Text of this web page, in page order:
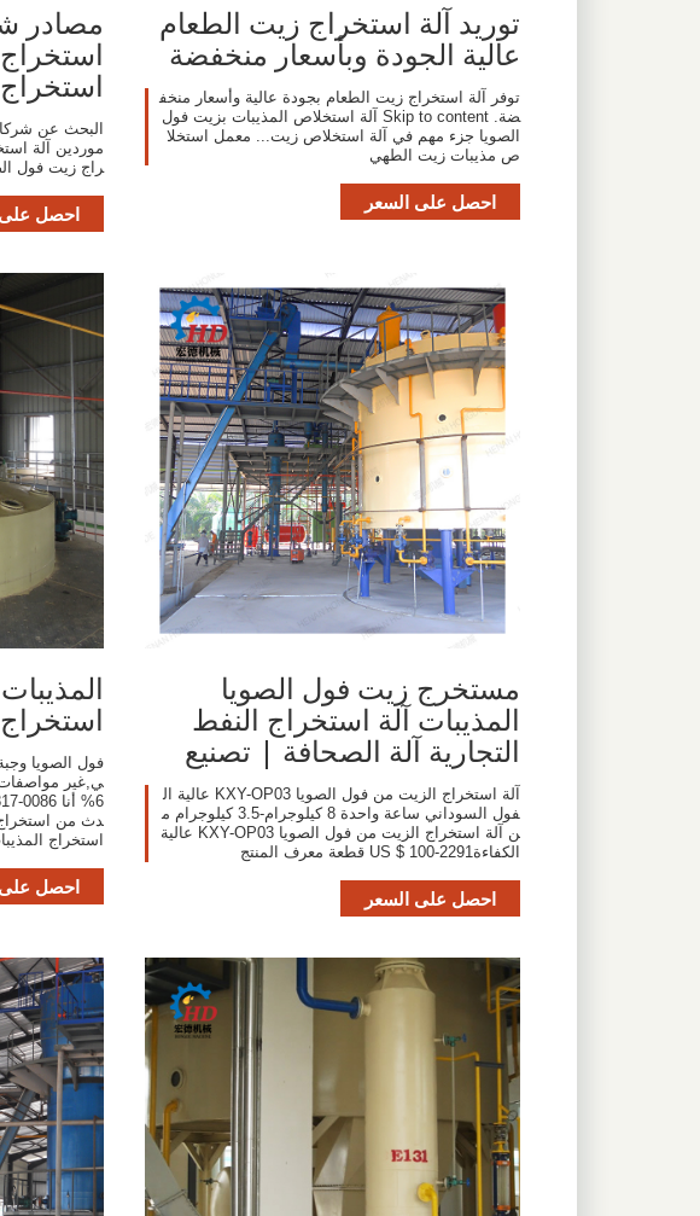
توريد آلة استخراج زيت الطعام
عالية الجودة وبأسعار منخفضة
توفر آلة استخراج زيت الطعام بجودة عالية وأسعار منخف
ضة. Skip to content آلة استخلاص المذيبات بزيت فول
الصويا جزء مهم في آلة استخلاص زيت... معمل استخلا
ص مذيبات زيت الطهي
احصل على السعر
مصادر
البحث عن
موردين آلة
راج زيت فول
احصل على
مستخرج زيت فول الصويا
المذيبات آلة استخراج النفط
التجارية آلة الصحافة | تصنيع
آلة استخراج الزيت من فول الصويا KXY-OP03 عالية ال
فول السوداني ساعة واحدة 8 كيلوجرام-3.5 كيلوجرام م
ن آلة استخراج الزيت من فول الصويا KXY-OP03 عالية
الكفاءةUS $ 100-2291 قطعة معرف المنتج
احصل على السعر
استخراج
فول الصويا
دث من استخراج
استخراج
احصل على